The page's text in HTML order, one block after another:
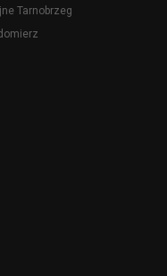
Tarnobrzeg